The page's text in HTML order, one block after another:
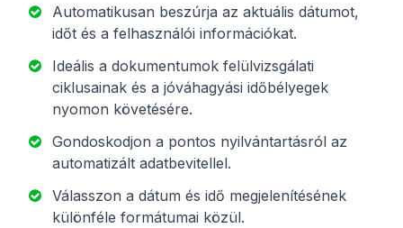
Automatikusan beszúrja az aktuális dátumot,
időt és a felhasználói információkat.
Ideális a dokumentumok felülvizsgálati
ciklusainak és a jóváhagyási időbélyegek
nyomon követésére.
Gondoskodjon a pontos nyilvántartásról az
automatizált adatbevitellel.
Válasszon a dátum és idő megjelenítésének
különféle formátumai közül.